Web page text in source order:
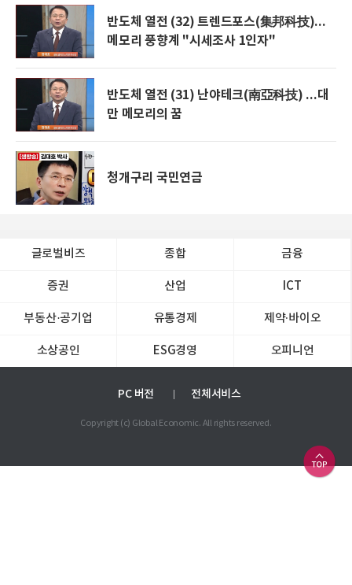
반도체 열전 (32) 트렌드포스(集邦科技)...
메모리 풍향계 "시세조사 1인자"
반도체 열전 (31) 난야테크(南亞科技) ...대
만 메모리의 꿈
청개구리 국민연금
글로벌비즈 종합 금융
증권 산업 ICT
부동산·공기업 유통경제 제약∙바이오
소상공인 ESG경영 오피니언
PC 버전 전체서비스
Copyright (c) Global Economic. All rights reserved.